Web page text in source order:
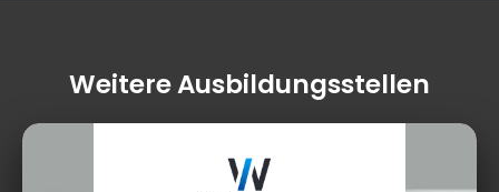
Weitere Ausbildungsstellen